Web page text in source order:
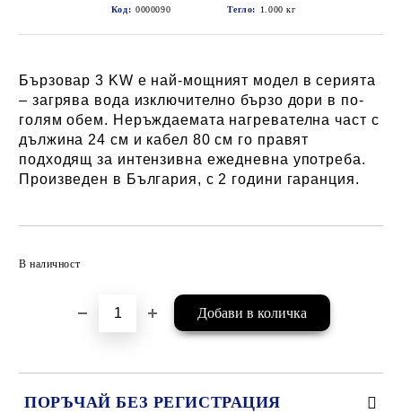
Код: 0000090 Тегло: 1.000 кг
Бързовар 3 KW е най-мощният модел в серията
– загрява вода изключително бързо дори в по-
голям обем. Неръждаемата нагревателна част с
дължина 24 см и кабел 80 см го правят
подходящ за интензивна ежедневна употреба.
Произведен в България, с 2 години гаранция.
В наличност
ПОРЪЧАЙ БЕЗ РЕГИСТРАЦИЯ